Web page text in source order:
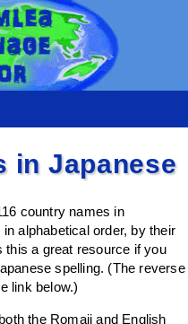
in Japanese
country names in
alphabetical order, by their
a great resource if you
spelling. (The reverse
link below.)
the Romaji and English